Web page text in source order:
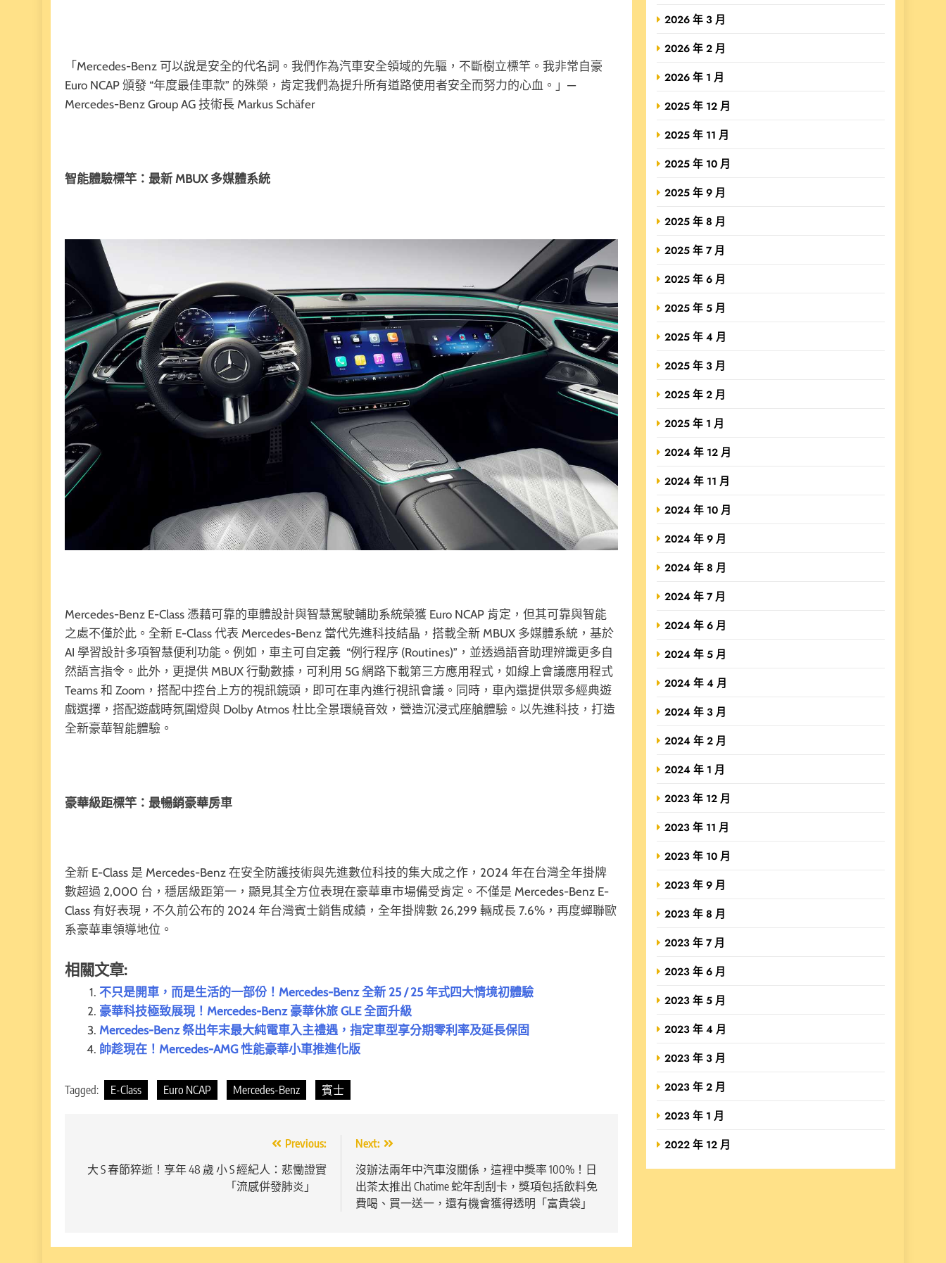
「Mercedes-Benz 可以說是安全的代名詞。我們作為汽車安全領域的先驅，不斷樹立標竿。我非常自豪
Euro NCAP 頒發 “年度最佳車款” 的殊榮，肯定我們為提升所有道路使用者安全而努力的心血。」—
Mercedes-Benz Group AG 技術長 Markus Schäfer
智能體驗標竿：最新 MBUX 多媒體系統
Mercedes-Benz E-Class 憑藉可靠的車體設計與智慧駕駛輔助系統榮獲 Euro NCAP 肯定，但其可靠與智能
之處不僅於此。全新 E-Class 代表 Mercedes-Benz 當代先進科技結晶，搭載全新 MBUX 多媒體系統，基於
AI 學習設計多項智慧便利功能。例如，車主可自定義 “例行程序 (Routines)”，並透過語音助理辨識更多自
然語言指令。此外，更提供 MBUX 行動數據，可利用 5G 網路下載第三方應用程式，如線上會議應用程式
Teams 和 Zoom，搭配中控台上方的視訊鏡頭，即可在車內進行視訊會議。同時，車內還提供眾多經典遊
戲選擇，搭配遊戲時氛圍燈與 Dolby Atmos 杜比全景環繞音效，營造沉浸式座艙體驗。以先進科技，打造
全新豪華智能體驗。
豪華級距標竿：最暢銷豪華房車
全新 E-Class 是 Mercedes-Benz 在安全防護技術與先進數位科技的集大成之作，2024 年在台灣全年掛牌
數超過 2,000 台，穩居級距第一，顯見其全方位表現在豪華車市場備受肯定。不僅是 Mercedes-Benz E-
Class 有好表現，不久前公布的 2024 年台灣賓士銷售成績，全年掛牌數 26,299 輛成長 7.6%，再度蟬聯歐
系豪華車領導地位。
相關文章:
不只是開車，而是生活的一部份！Mercedes-Benz 全新 25 / 25 年式四大情境初體驗
豪華科技極致展現！Mercedes-Benz 豪華休旅 GLE 全面升級
Mercedes-Benz 祭出年末最大純電車入主禮遇，指定車型享分期零利率及延長保固
帥趁現在！Mercedes-AMG 性能豪華小車推進化版
Tagged: E-Class Euro NCAP Mercedes-Benz 賓士
章
Previous:
大 S 春節猝逝！享年 48 歲 小 S 經紀人：悲慟證實
「流感併發肺炎」
Next:
沒辦法兩年中汽車沒關係，這裡中獎率 100%！日
出茶太推出 Chatime 蛇年刮刮卡，獎項包括飲料免
費喝、買一送一，還有機會獲得透明「富貴袋」
2026 年 3 月
2026 年 2 月
2026 年 1 月
2025 年 12 月
2025 年 11 月
2025 年 10 月
2025 年 9 月
2025 年 8 月
2025 年 7 月
2025 年 6 月
2025 年 5 月
2025 年 4 月
2025 年 3 月
2025 年 2 月
2025 年 1 月
2024 年 12 月
2024 年 11 月
2024 年 10 月
2024 年 9 月
2024 年 8 月
2024 年 7 月
2024 年 6 月
2024 年 5 月
2024 年 4 月
2024 年 3 月
2024 年 2 月
2024 年 1 月
2023 年 12 月
2023 年 11 月
2023 年 10 月
2023 年 9 月
2023 年 8 月
2023 年 7 月
2023 年 6 月
2023 年 5 月
2023 年 4 月
2023 年 3 月
2023 年 2 月
2023 年 1 月
2022 年 12 月